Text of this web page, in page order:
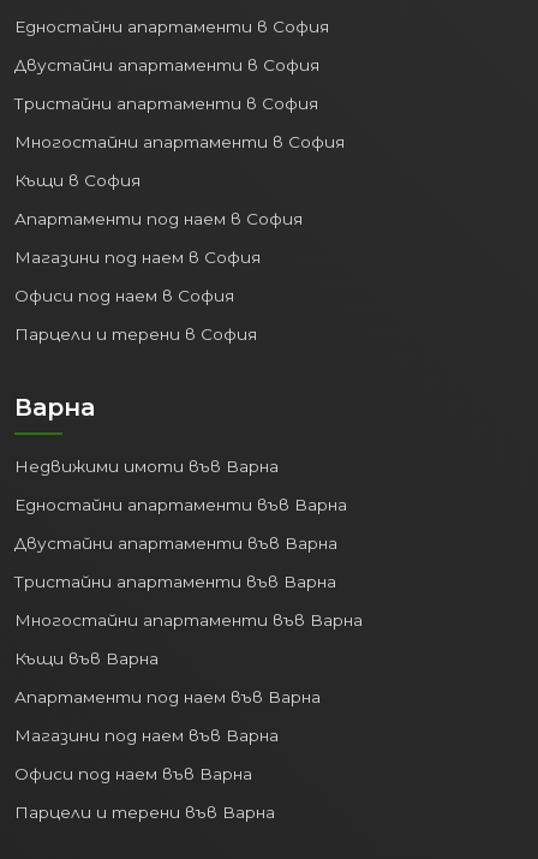
в страната.
2. Процъфтяваща
икономика и пазар на труда:
Варна е важен икономически двигател
за Североизточна България. Силно
Туризъм: Дългите плажни ивици,
Св. Св. Константин и Елена) и
богатият културен живот
утвърждава като водещ център за
изнесени бизнес услуги.
Транспорт и Логистика:
Благодарение на пристанището и
Образование:Няколко
университета и колежи привличат
студенти от цялата страна и
Стабилната икономика генерира
на живот, правейки покупката на
Едностайни апартаменти в София
Двустайни апартаменти в София
Тристайни апартаменти в София
Многостайни апартаменти в София
Къщи в София
Апартаменти под наем в София
Магазини под наем в София
Офиси под наем в София
Парцели и терени в София
Варна
Недвижими имоти във Варна
Едностайни апартаменти във Варна
Двустайни апартаменти във Варна
Тристайни апартаменти във Варна
Многостайни апартаменти във Варна
Къщи във Варна
Апартаменти под наем във Варна
Магазини под наем във Варна
Офиси под наем във Варна
Парцели и терени във Варна